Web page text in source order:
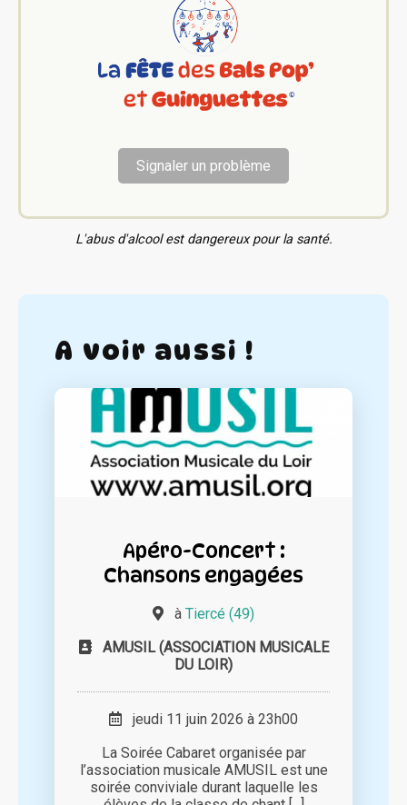
Signaler un problème
L'abus d'alcool est dangereux pour la santé.
A voir aussi !
Apéro-Concert :
Chansons engagées
à Tiercé (49)
AMUSIL (ASSOCIATION MUSICALE
DU LOIR)
jeudi 11 juin 2026 à 23h00
La Soirée Cabaret organisée par
l’association musicale AMUSIL est une
soirée conviviale durant laquelle les